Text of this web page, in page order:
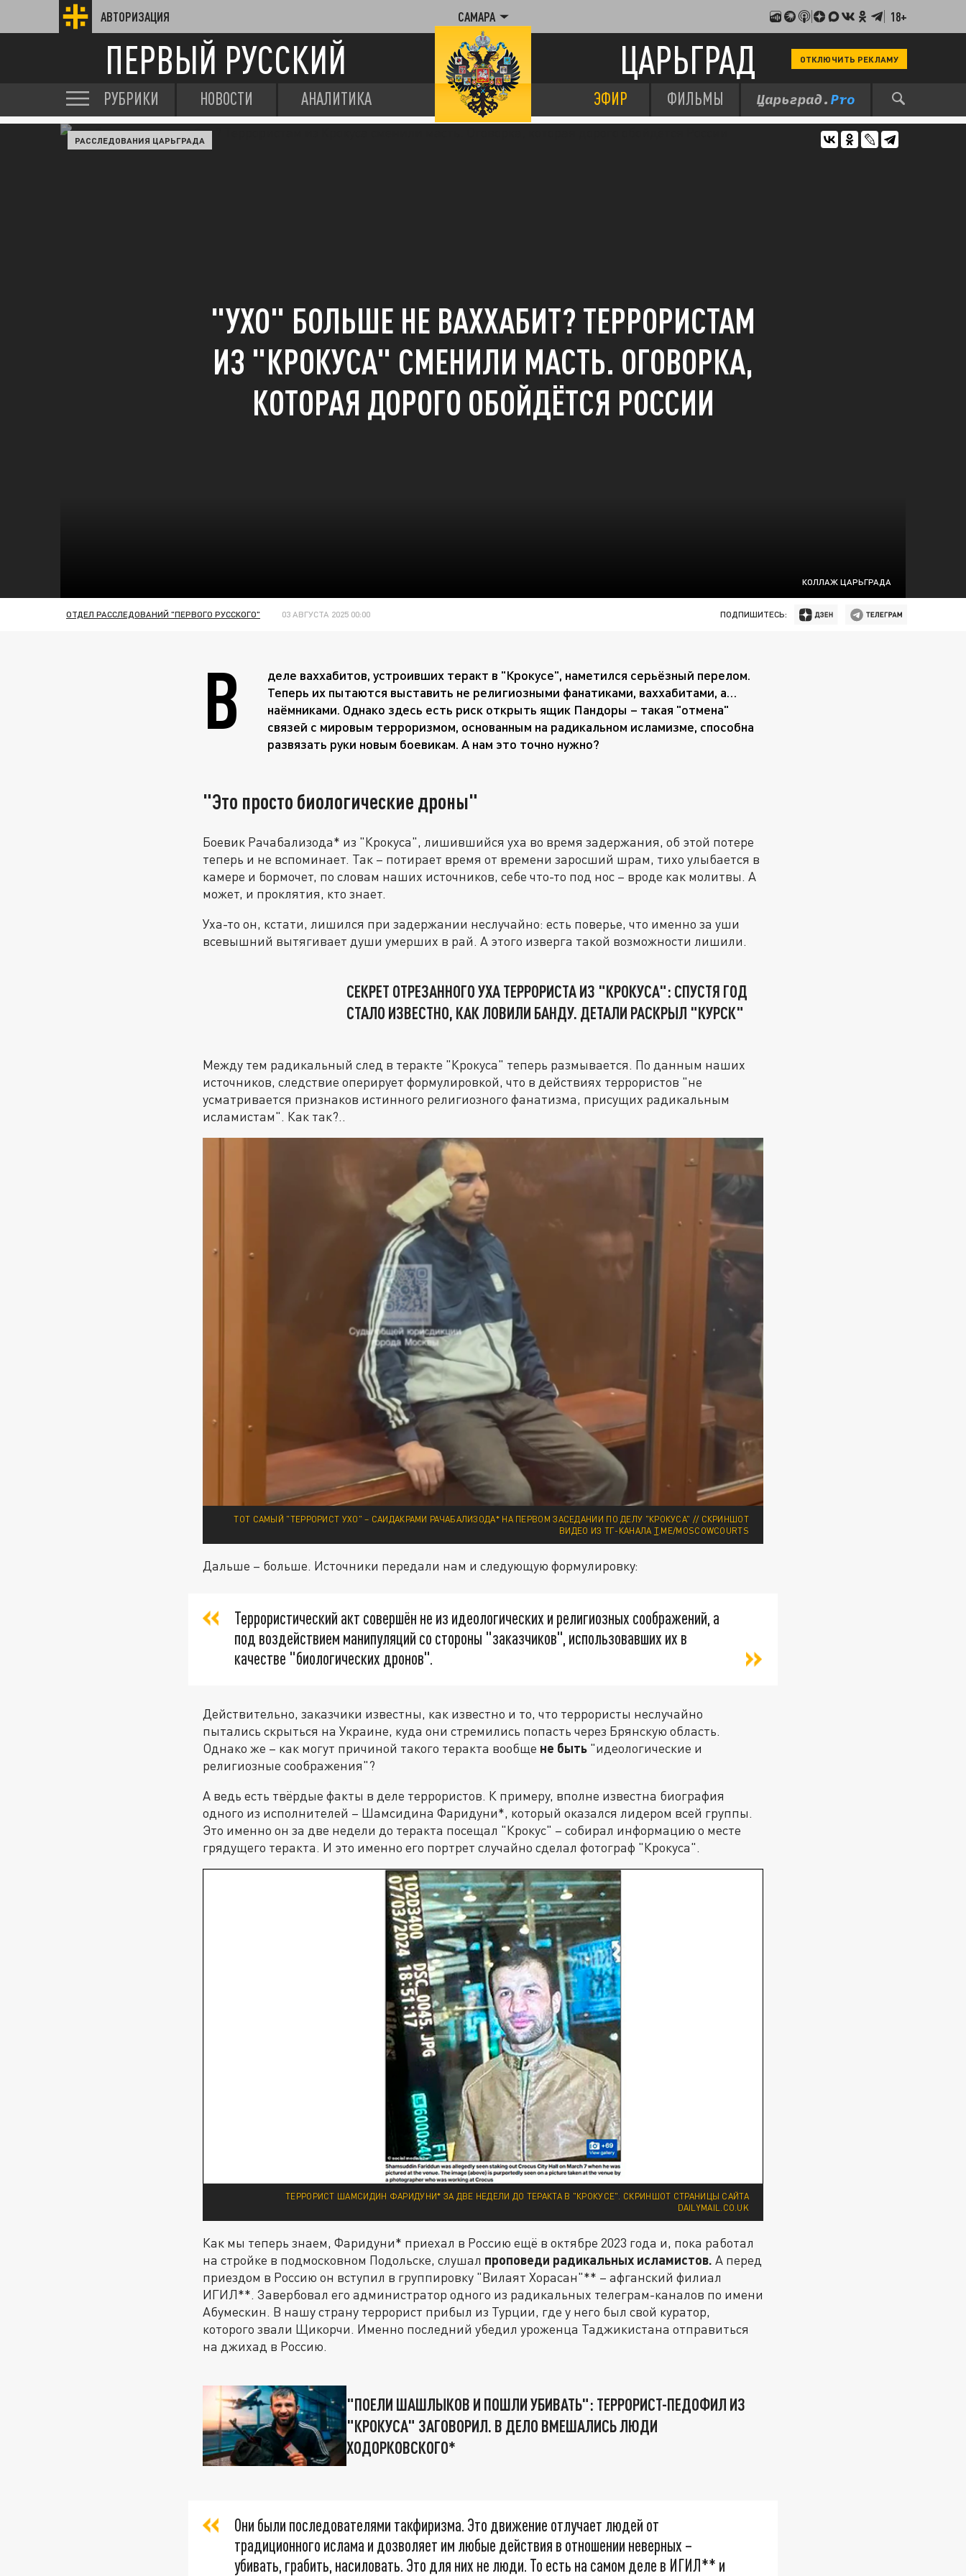
АВТОРИЗАЦИЯ САМАРА 18+
ПЕРВЫЙ РУССКИЙ ЦАРЬГРАД ОТКЛЮЧИТЬ РЕКЛАМУ
РУБРИКИ НОВОСТИ АНАЛИТИКА ЭФИР ФИЛЬМЫ
КОЛЛАЖ ЦАРЬГРАДА
РАССЛЕДОВАНИЯ ЦАРЬГРАДА
"УХО" БОЛЬШЕ НЕ ВАХХАБИТ? ТЕРРОРИСТАМ
ИЗ "КРОКУСА" СМЕНИЛИ МАСТЬ. ОГОВОРКА,
КОТОРАЯ ДОРОГО ОБОЙДЁТСЯ РОССИИ
ОТДЕЛ РАССЛЕДОВАНИЙ "ПЕРВОГО РУССКОГО" 03 АВГУСТА 2025 00:00 ПОДПИШИТЕСЬ:
В
деле ваххабитов, устроивших теракт в "Крокусе", наметился серьёзный перелом.
Теперь их пытаются выставить не религиозными фанатиками, ваххабитами, а…
наёмниками. Однако здесь есть риск открыть ящик Пандоры – такая "отмена"
связей с мировым терроризмом, основанным на радикальном исламизме, способна
развязать руки новым боевикам. А нам это точно нужно?
"Это просто биологические дроны"
Боевик Рачабализода* из "Крокуса", лишившийся уха во время задержания, об этой потере
теперь и не вспоминает. Так – потирает время от времени заросший шрам, тихо улыбается в
камере и бормочет, по словам наших источников, себе что-то под нос – вроде как молитвы. А
может, и проклятия, кто знает.
Уха-то он, кстати, лишился при задержании неслучайно: есть поверье, что именно за уши
всевышний вытягивает души умерших в рай. А этого изверга такой возможности лишили.
СЕКРЕТ ОТРЕЗАННОГО УХА ТЕРРОРИСТА ИЗ "КРОКУСА": СПУСТЯ ГОД
СТАЛО ИЗВЕСТНО, КАК ЛОВИЛИ БАНДУ. ДЕТАЛИ РАСКРЫЛ "КУРСК"
Между тем радикальный след в теракте "Крокуса" теперь размывается. По данным наших
источников, следствие оперирует формулировкой, что в действиях террористов "не
усматривается признаков истинного религиозного фанатизма, присущих радикальным
исламистам". Как так?..
ТОТ САМЫЙ "ТЕРРОРИСТ УХО" – САИДАКРАМИ РАЧАБАЛИЗОДА* НА ПЕРВОМ ЗАСЕДАНИИ ПО ДЕЛУ "КРОКУСА" // СКРИНШОТ
ВИДЕО ИЗ ТГ-КАНАЛА T.ME/MOSCOWCOURTS
Дальше – больше. Источники передали нам и следующую формулировку:
Террористический акт совершён не из идеологических и религиозных соображений, а
под воздействием манипуляций со стороны "заказчиков", использовавших их в
качестве "биологических дронов".
Действительно, заказчики известны, как известно и то, что террористы неслучайно
пытались скрыться на Украине, куда они стремились попасть через Брянскую область.
Однако же – как могут причиной такого теракта вообще не быть "идеологические и
религиозные соображения"?
А ведь есть твёрдые факты в деле террористов. К примеру, вполне известна биография
одного из исполнителей – Шамсидина Фаридуни*, который оказался лидером всей группы.
Это именно он за две недели до теракта посещал "Крокус" – собирал информацию о месте
грядущего теракта. И это именно его портрет случайно сделал фотограф "Крокуса".
ТЕРРОРИСТ ШАМСИДИН ФАРИДУНИ* ЗА ДВЕ НЕДЕЛИ ДО ТЕРАКТА В "КРОКУСЕ". СКРИНШОТ СТРАНИЦЫ САЙТА
DAILYMAIL.CO.UK
Как мы теперь знаем, Фаридуни* приехал в Россию ещё в октябре 2023 года и, пока работал
на стройке в подмосковном Подольске, слушал проповеди радикальных исламистов. А перед
приездом в Россию он вступил в группировку "Вилаят Хорасан"** – афганский филиал
ИГИЛ**. Завербовал его администратор одного из радикальных телеграм-каналов по имени
Абумескин. В нашу страну террорист прибыл из Турции, где у него был свой куратор,
которого звали Щикорчи. Именно последний убедил уроженца Таджикистана отправиться
на джихад в Россию.
"ПОЕЛИ ШАШЛЫКОВ И ПОШЛИ УБИВАТЬ": ТЕРРОРИСТ-ПЕДОФИЛ ИЗ
"КРОКУСА" ЗАГОВОРИЛ. В ДЕЛО ВМЕШАЛИСЬ ЛЮДИ
ХОДОРКОВСКОГО*
Они были последователями такфиризма. Это движение отлучает людей от
традиционного ислама и дозволяет им любые действия в отношении неверных –
убивать, грабить, насиловать. Это для них не люди. То есть на самом деле в ИГИЛ** и